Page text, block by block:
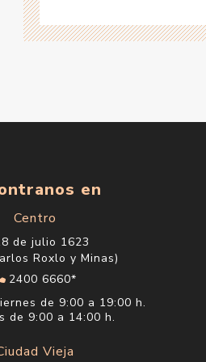
en
Centro
de julio 1623
Roxlo y Minas)
2400 6660*
de 9:00 a 19:00 h.
de 9:00 a 14:00 h.
Vieja